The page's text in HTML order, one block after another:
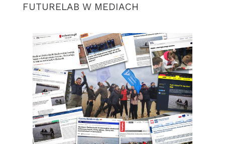
FUTURELAB W MEDIACH